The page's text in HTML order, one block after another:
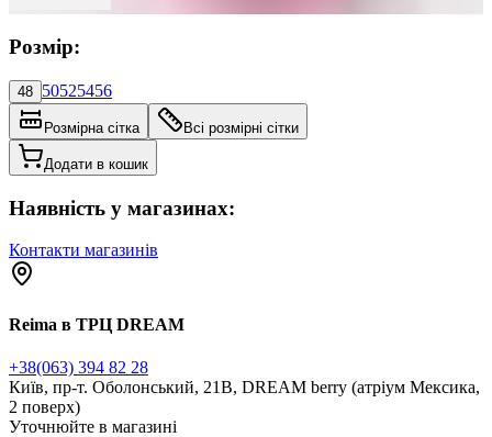
Розмір:
48 50525456
Розмірна сітка Всі розмірні сітки
Додати в кошик
Наявність у магазинах:
Контакти магазинів
Reima в ТРЦ DREAM
+38(063) 394 82 28
Київ, пр-т. Оболонський, 21В, DREAM berry (атріум Мексика,
2 поверх)
Уточнюйте в магазині